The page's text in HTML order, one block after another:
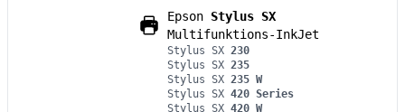
Epson Stylus SX
Multifunktions-InkJet
Stylus SX 230
Stylus SX 235
Stylus SX 235 W
Stylus SX 420 Series
Stylus SX 420 W